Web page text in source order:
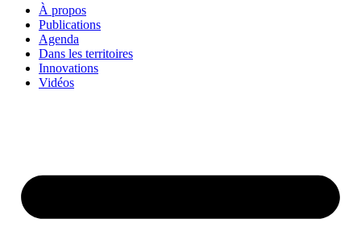
À propos
Publications
Agenda
Dans les territoires
Innovations
Vidéos